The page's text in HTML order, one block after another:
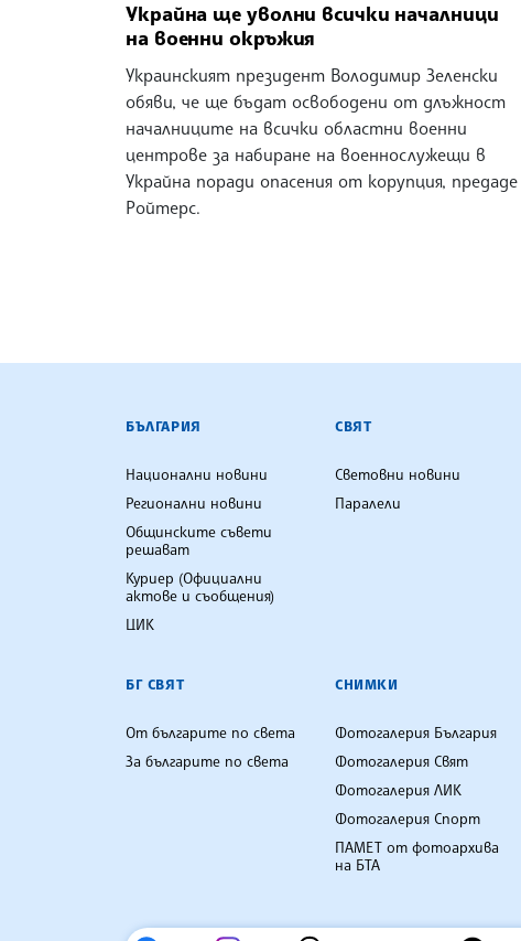
Украйна ще уволни всички началници
на военни окръжия
Украинският президент Володимир Зеленски
обяви, че ще бъдат освободени от длъжност
началниците на всички областни военни
центрове за набиране на военнослужещи в
Украйна поради опасения от корупция, предаде
Ройтерс.
БЪЛГАРСКА ТЕЛЕГРАФНА
БЪЛГАРИЯ
Национални новини
Регионални новини
Общинските съвети
решават
Куриер (Официални
актове и съобщения)
ЦИК
СВЯТ
Световни новини
Паралели
БГ СВЯТ
От българите по света
За българите по света
СНИМКИ
Фотогалерия България
Фотогалерия Свят
Фотогалерия ЛИК
Фотогалерия Спорт
ПАМЕТ от фотоархива
на БТА